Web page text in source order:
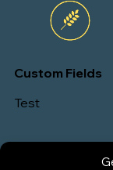
Custom Fields
Test